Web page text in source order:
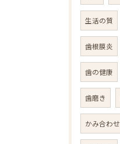
生活の質
歯根膜炎
歯の健康
歯磨き
かみ合わせ